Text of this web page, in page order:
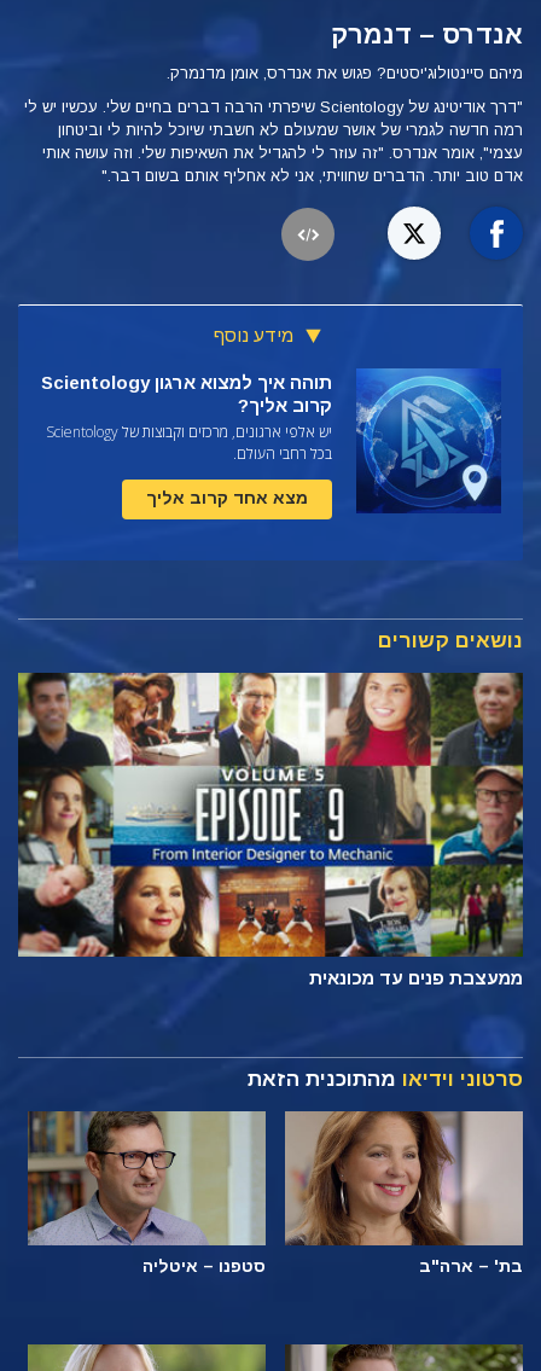
אנדרס – דנמרק
מיהם סיינטולוג'יסטים? פגוש את אנדרס, אומן מדנמרק.
"דרך אודיטינג של Scientology שיפרתי הרבה דברים בחיים שלי. עכשיו יש לי
רמה חדשה לגמרי של אושר שמעולם לא חשבתי שיוכל להיות לי וביטחון
עצמי", אומר אנדרס. "זה עוזר לי להגדיל את השאיפות שלי. וזה עושה אותי
אדם טוב יותר. הדברים שחוויתי, אני לא אחליף אותם בשום דבר."
מידע נוסף
תוהה איך למצוא ארגון Scientology
קרוב אליך?
יש אלפי ארגונים, מרכזים וקבוצות של Scientology
בכל רחבי העולם.
מצא אחד קרוב אליך
נושאים קשורים
ממעצבת פנים עד מכונאית
סרטוני וידיאו מהתוכנית הזאת
בת' – ארה"ב סטפנו – איטליה